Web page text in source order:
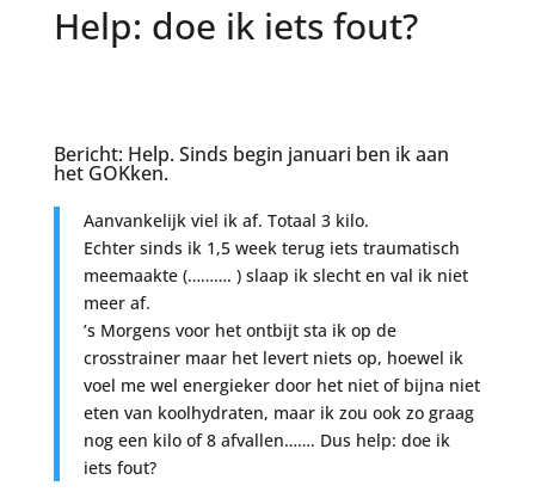
Help: doe ik iets fout?
Bericht: Help. Sinds begin januari ben ik aan
het GOKken.
Aanvankelijk viel ik af. Totaal 3 kilo.
Echter sinds ik 1,5 week terug iets traumatisch
meemaakte (………. ) slaap ik slecht en val ik niet
meer af.
’s Morgens voor het ontbijt sta ik op de
crosstrainer maar het levert niets op, hoewel ik
voel me wel energieker door het niet of bijna niet
eten van koolhydraten, maar ik zou ook zo graag
nog een kilo of 8 afvallen……. Dus help: doe ik
iets fout?